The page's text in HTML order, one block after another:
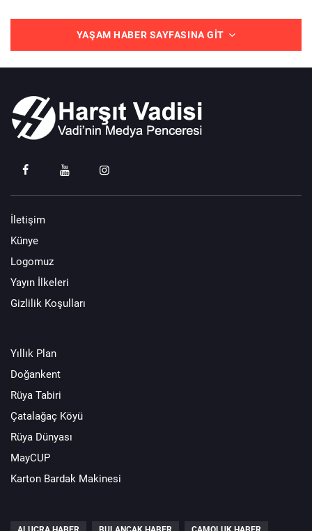
YAŞAM HABER SAYFASINA GIT
İletişim
Künye
Logomuz
Yayın İlkeleri
Gizlilik Koşulları
Yıllık Plan
Doğankent
Rüya Tabiri
Çatalağaç Köyü
Rüya Dünyası
MayCUP
Karton Bardak Makinesi